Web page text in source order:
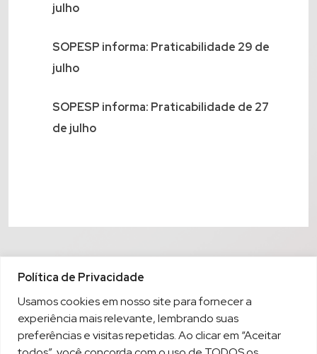
Política de Privacidade
Usamos cookies em nosso site para fornecer a
experiência mais relevante, lembrando suas
preferências e visitas repetidas. Ao clicar em “Aceitar
julho
SOPESP informa: Praticabilidade 29 de
julho
SOPESP informa: Praticabilidade de 27
de julho